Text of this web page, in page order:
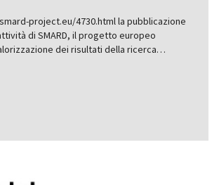
project.eu/4730.html la pubblicazione
di SMARD, il progetto europeo
dei risultati della ricerca…